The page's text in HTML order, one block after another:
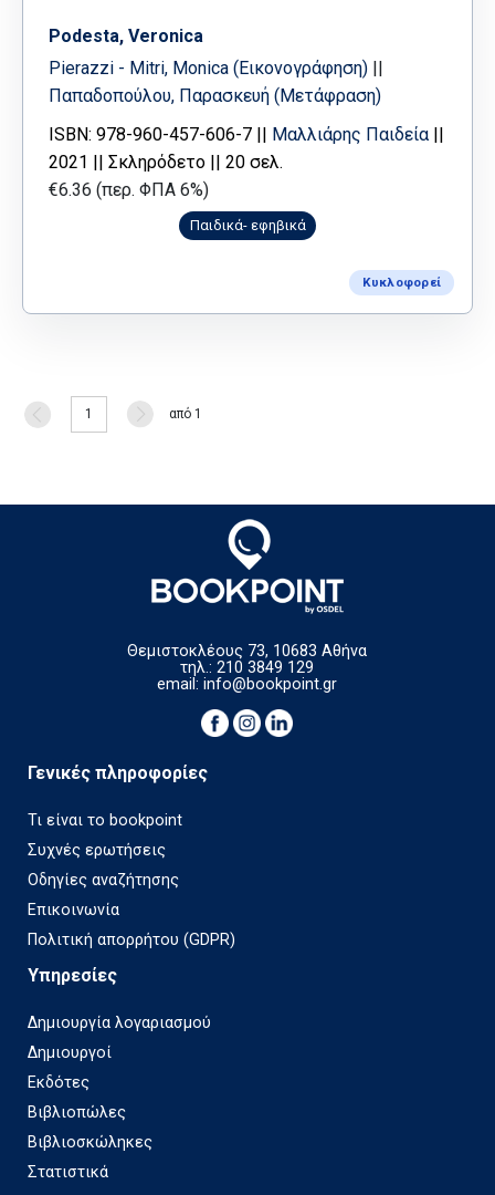
Podesta, Veronica
Pierazzi - Mitri, Monica (Εικονογράφηση) ||
Παπαδοπούλου, Παρασκευή (Μετάφραση)
ISBN: 978-960-457-606-7 || Μαλλιάρης Παιδεία||
2021 || Σκληρόδετο || 20 σελ.
€6.36 (περ. ΦΠΑ 6%)
Παιδικά- εφηβικά
Κυκλοφορεί
1 από 1
Θεμιστοκλέους 73, 10683 Αθήνα
τηλ.: 210 3849 129
email:info@bookpoint.gr
Γενικές πληροφορίες
Τι είναι το bookpoint
Συχνές ερωτήσεις
Οδηγίες αναζήτησης
Επικοινωνία
Πολιτική απορρήτου (GDPR)
Υπηρεσίες
Δημιουργία λογαριασμού
Δημιουργοί
Εκδότες
Βιβλιοπώλες
Βιβλιοσκώληκες
Στατιστικά